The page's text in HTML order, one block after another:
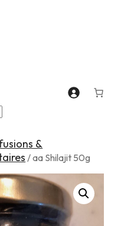
&
/ aa Shilajit 50g